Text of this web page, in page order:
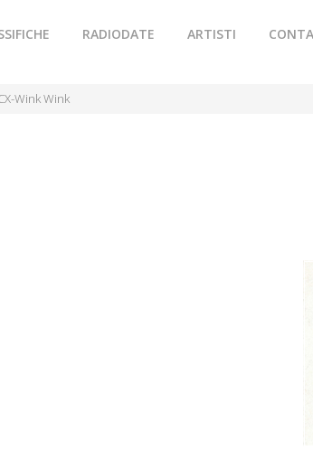
RADIODATE ARTISTI
Wink Wink